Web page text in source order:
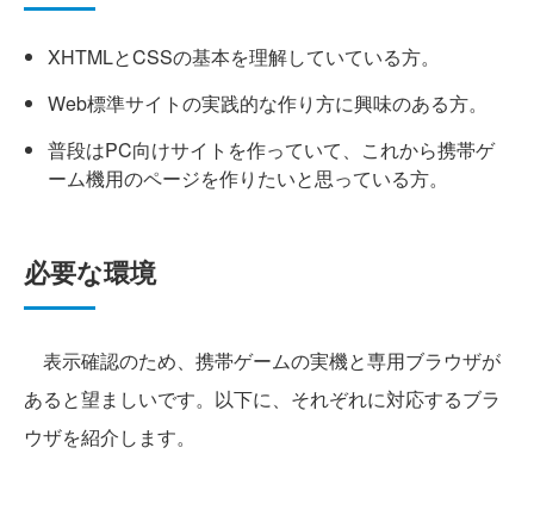
XHTMLとCSSの基本を理解していている方。
Web標準サイトの実践的な作り方に興味のある方。
普段はPC向けサイトを作っていて、これから携帯ゲ
ーム機用のページを作りたいと思っている方。
必要な環境
表示確認のため、携帯ゲームの実機と専用ブラウザが
あると望ましいです。以下に、それぞれに対応するブラ
ウザを紹介します。